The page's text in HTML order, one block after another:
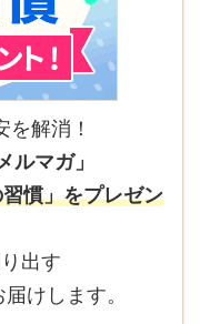
解消！
ルマガ」
慣」をプレゼン
出す
けします。